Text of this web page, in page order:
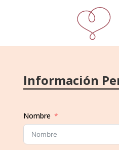
Información
Nombre